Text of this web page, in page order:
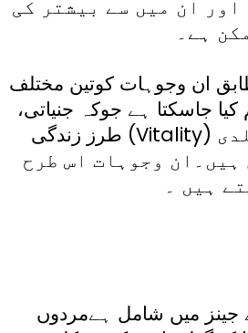
اور ان میں سے بیشتر کی
ہے۔
ان وجوہات کوتین مختلف
کیا جاسکتا ہے جوکہ جنیاتی،
طرز زندگی (Vitality) کے عناصر اور جلدی
ہیں۔ان وجوہات اس طرح
ہیں ۔
جینز میں شامل ہےمردوں